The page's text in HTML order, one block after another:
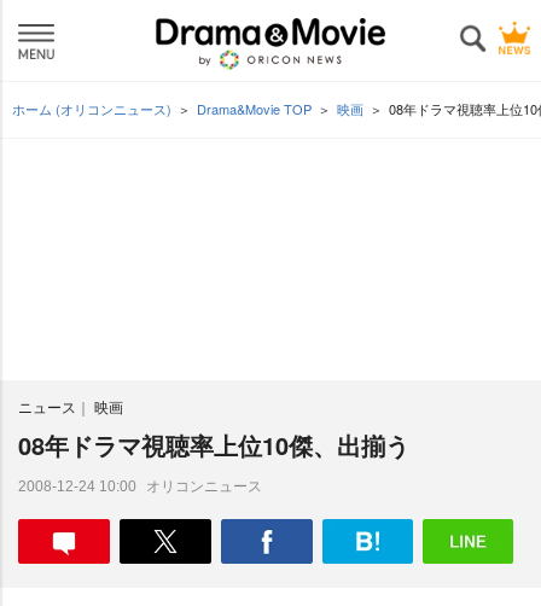
ホーム (オリコンニュース) Drama&Movie TOP 映画 08年ドラマ視聴率上位
ニュース 映画
08年ドラマ視聴率上位10傑、出揃う
2008-12-24 10:00 オリコンニュース